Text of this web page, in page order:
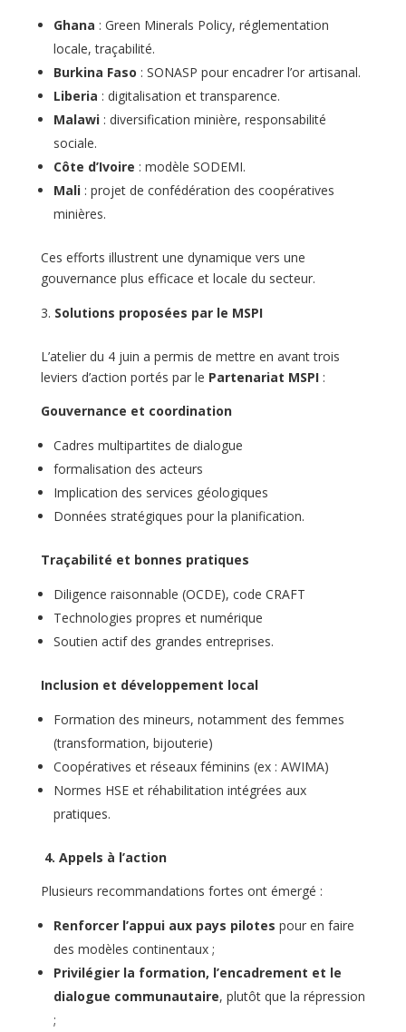
Ghana : Green Minerals Policy, réglementation
locale, traçabilité.
Burkina Faso : SONASP pour encadrer l’or artisanal.
Liberia : digitalisation et transparence.
Malawi: diversification minière, responsabilité
sociale.
Côte d’Ivoire : modèle SODEMI.
Mali: projet de confédération des coopératives
minières.
Ces efforts illustrent une dynamique vers une
gouvernance plus efficace et locale du secteur.
Solutions proposées par le MSPI
L’atelier du 4 juin a permis de mettre en avant trois
leviers d’action portés par le Partenariat MSPI:
Gouvernance et coordination
Cadres multipartites de dialogue
formalisation des acteurs
Implication des services géologiques
Données stratégiques pour la planification.
Traçabilité et bonnes pratiques
Diligence raisonnable (OCDE), code CRAFT
Technologies propres et numérique
Soutien actif des grandes entreprises.
Inclusion et développement local
Formation des mineurs, notamment des femmes
(transformation, bijouterie)
Coopératives et réseaux féminins (ex : AWIMA)
Normes HSE et réhabilitation intégrées aux
pratiques.
4. Appels à l’action
Plusieurs recommandations fortes ont émergé :
Renforcer l’appui aux pays pilotes pour en faire
des modèles continentaux ;
Privilégier la formation, l’encadrement et le
dialogue communautaire, plutôt que la répression
;